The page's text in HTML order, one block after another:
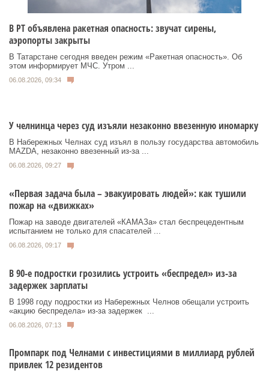
В РТ объявлена ракетная опасность: звучат сирены,
аэропорты закрыты
В Татарстане сегодня введен режим «Ракетная опасность». Об
этом информирует МЧС. Утром ...
06.08.2026, 09:34
У челнинца через суд изъяли незаконно ввезенную иномарку
В Набережных Челнах суд изъял в пользу государства автомобиль
MAZDA, незаконно ввезенный из‑за ...
06.08.2026, 09:27
«Первая задача была – эвакуировать людей»: как тушили
пожар на «движках»
Пожар на заводе двигателей «КАМАЗа» стал беспрецедентным
испытанием не только для спасателей ...
06.08.2026, 09:17
В 90-е подростки грозились устроить «беспредел» из-за
задержек зарплаты
В 1998 году подростки из Набережных Челнов обещали устроить
«акцию беспредела» из‑за задержек ...
06.08.2026, 07:13
Промпарк под Челнами с инвестициями в миллиард рублей
привлек 12 резидентов